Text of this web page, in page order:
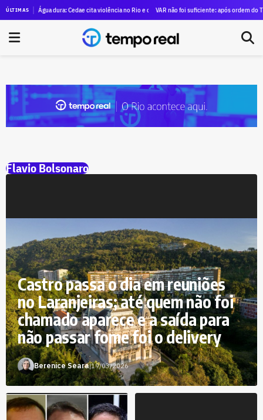
ÚLTIMASsupera R$ 84 milhões em quatro anos; e o campeão não é o ex-governador, mas Victor
Água dura: Cedae cita violência no Rio e compliance para alugar SUVs blindados para
VAR não foi suficiente: após ordem do
Flavio Bolsonaro
Castro passa o dia em reuniões
no Laranjeiras; até quem não foi
chamado aparece e a saída para
não passar fome foi o delivery
Berenice Seara|19/03/2026